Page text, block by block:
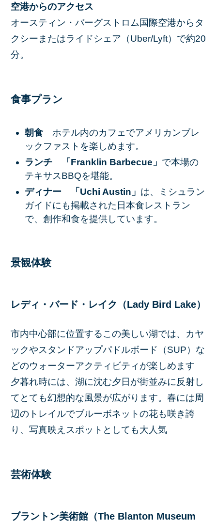
空港からのアクセス
オースティン・バーグストロム国際空港からタ
クシーまたはライドシェア（Uber/Lyft）で約20
分。​
食事プラン
朝食 ホテル内のカフェでアメリカンブレ
ックファストを楽しめます。​
ランチ
「Franklin Barbecue」 で本場の
テキサスBBQを堪能。​
ディナー
「Uchi Austin」 は、ミシュラン
ガイドにも掲載された日本食レストラン
で、創作和食を提供しています。
景観体験
レディ・バード・レイク（Lady Bird Lake）
市内中心部に位置するこの美しい湖では、カヤ
ックやスタンドアップパドルボード（SUP）な
どのウォーターアクティビティが楽しめます
夕暮れ時には、湖に沈む夕日が街並みに反射し
てとても幻想的な風景が広がります。春には周
辺のトレイルでブルーボネットの花も咲き誇
り、写真映えスポットとしても大人気
芸術体験
ブラントン美術館（The Blanton Museum